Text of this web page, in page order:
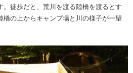
。徒歩だと、荒川を渡る陸橋を渡るとす
橋の上からキャンプ場と川の様子が一望